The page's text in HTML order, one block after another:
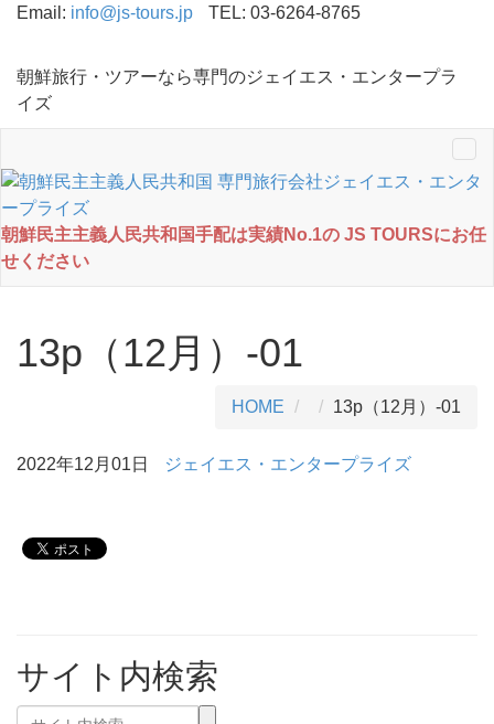
Email: info@js-tours.jp TEL: 03-6264-8765
朝鮮旅行・ツアーなら専門のジェイエス・エンタープラ
イズ
朝鮮民主主義人民共和国手配は実績No.1の JS TOURSにお任
せください
13p（12月）-01
HOME 13p（12月）-01
2022年12月01日 ジェイエス・エンタープライズ
サイト内検索